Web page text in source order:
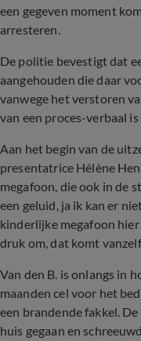
een gegeven moment
arresteren.
De politie bevestigt dat
aangehouden die daar
vanwege het verstoren
van een proces-verbaal
Aan het begin van de
presentatrice Hélène
megafoon, die ook in de
een geluid, ja ik kan er
kinderlijke megafoon
druk om, dat komt
Van den B. is onlangs in
maanden cel voor het
een brandende fakkel.
huis gegaan en